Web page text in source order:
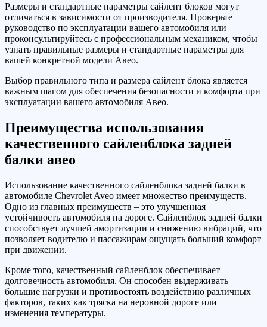
Размеры и стандартные параметры сайлент блоков могут
отличаться в зависимости от производителя. Проверьте
руководство по эксплуатации вашего автомобиля или
проконсультируйтесь с профессиональным механиком, чтобы
узнать правильные размеры и стандартные параметры для
вашей конкретной модели Авео.
Выбор правильного типа и размера сайлент блока является
важным шагом для обеспечения безопасности и комфорта при
эксплуатации вашего автомобиля Авео.
Преимущества использования
качественного сайленблока задней
балки авео
Использование качественного сайленблока задней балки в
автомобиле Chevrolet Aveo имеет множество преимуществ.
Одно из главных преимуществ – это улучшенная
устойчивость автомобиля на дороге. Сайленблок задней балки
способствует лучшей амортизации и снижению вибраций, что
позволяет водителю и пассажирам ощущать больший комфорт
при движении.
Кроме того, качественный сайленблок обеспечивает
долговечность автомобиля. Он способен выдерживать
большие нагрузки и противостоять воздействию различных
факторов, таких как тряска на неровной дороге или
изменения температуры.